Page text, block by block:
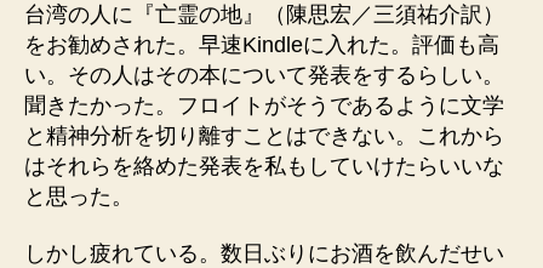
台湾の人に『亡霊の地』（陳思宏／三須祐介訳）
をお勧めされた。早速Kindleに入れた。評価も高
い。その人はその本について発表をするらしい。
聞きたかった。フロイトがそうであるように文学
と精神分析を切り離すことはできない。これから
はそれらを絡めた発表を私もしていけたらいいな
と思った。
しかし疲れている。数日ぶりにお酒を飲んだせい